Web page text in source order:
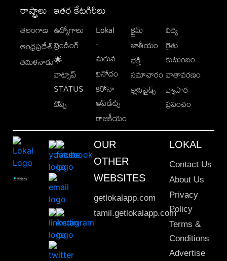
రాష్ట్రాలు
తెలంగాణ
ఆంధ్రప్రదేశ్
తమిళనాడు
ఇతర కేటగిరీలు
ఉద్యోగాలు
ట్రెండింగ్
🌟
వాట్సాప్
STATUS
టిప్స్
Lokal
-
మగువ
వినోదం
కరోనా
అప్‌డేట్స్
రాజకీయం
క్రైమ్
జాతీయం
భక్తి
సమాచారం
క్లాసిఫైడ్స్
విద్య
రైతు
కుటుంబం
వాతావరణం
వ్యాపార
ప్రపంచం
OUR
OTHER
WEBSITES
getlokalapp.com
tamil.getlokalapp.com
LOKAL
Contact Us
About Us
Privacy
Policy
Terms &
Conditions
Advertise